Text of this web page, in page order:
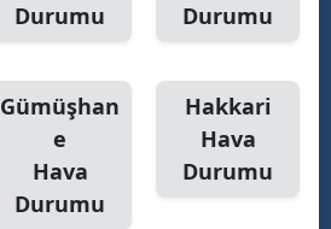
Durumu
Durumu
Gümüşhan
e
Hava
Durumu
Hakkari
Hava
Durumu